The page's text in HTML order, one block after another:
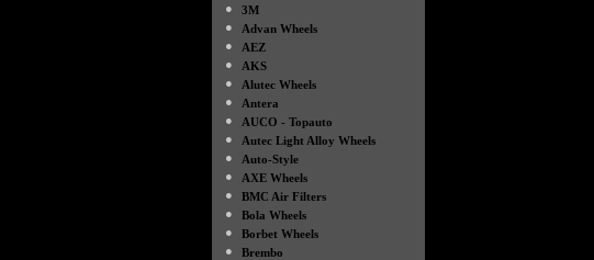
●
3M
●
Advan Wheels
●
AEZ
●
AKS
●
Alutec Wheels
●
Antera
●
AUCO - Topauto
●
Autec Light Alloy Wheels
●
Auto-Style
●
AXE Wheels
●
BMC Air Filters
●
Bola Wheels
●
Borbet Wheels
●
Brembo